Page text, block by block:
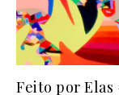
Feito por Elas